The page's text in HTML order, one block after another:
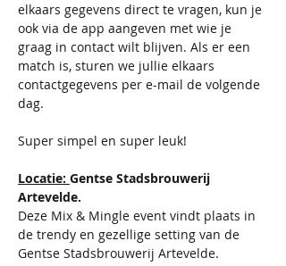
elkaars gegevens direct te vragen, kun je
ook via de app aangeven met wie je
graag in contact wilt blijven. Als er een
match is, sturen we jullie elkaars
contactgegevens per e-mail de volgende
dag.
​​Super simpel en super leuk!
Locatie: Gentse Stadsbrouwerij
Artevelde.
Deze Mix & Mingle event vindt plaats in
de trendy en gezellige setting van de
Gentse Stadsbrouwerij Artevelde.